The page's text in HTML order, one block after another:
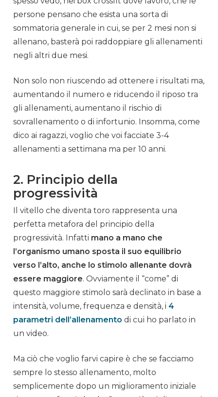
persone pensano che esista una sorta di
sommatoria generale in cui, se per 2 mesi non si
allenano, basterà poi raddoppiare gli allenamenti
negli altri due mesi.
Non solo non riuscendo ad ottenere i risultati ma,
aumentando il numero e riducendo il riposo tra
gli allenamenti, aumentano il rischio di
sovrallenamento o di infortunio. Insomma, come
dico ai ragazzi, voglio che voi facciate 3-4
allenamenti a settimana ma per 10 anni.
2. Principio della
progressività
Il vitello che diventa toro rappresenta una
perfetta metafora del principio della
progressività. Infatti mano a mano che
l’organismo umano sposta il suo equilibrio
verso l’alto, anche lo stimolo allenante dovrà
essere maggiore. Ovviamente il “come” di
questo maggiore stimolo sarà declinato in base a
intensità, volume, frequenza e densità, i 4
parametri dell’allenamento di cui ho parlato in
un video.
Ma ciò che voglio farvi capire è che se facciamo
sempre lo stesso allenamento, molto
semplicemente dopo un miglioramento iniziale